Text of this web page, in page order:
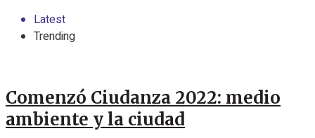
Latest
Trending
Comenzó Ciudanza 2022: medio
ambiente y la ciudad